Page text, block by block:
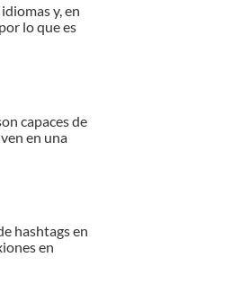
y, en
lo que es
capaces de
en una
hashtags en
en